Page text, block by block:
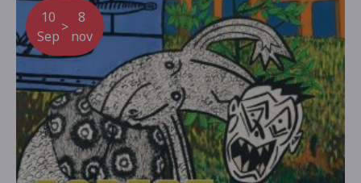
10
Sep
>
8
nov